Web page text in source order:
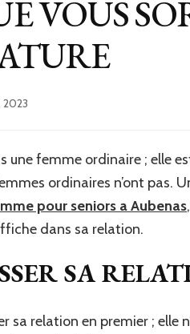
VOUS
2023
une femme ordinaire ; elle
ordinaires n’ont pas.
pour seniors a Aubenas
dans sa relation.
SA
sa relation en premier ; elle